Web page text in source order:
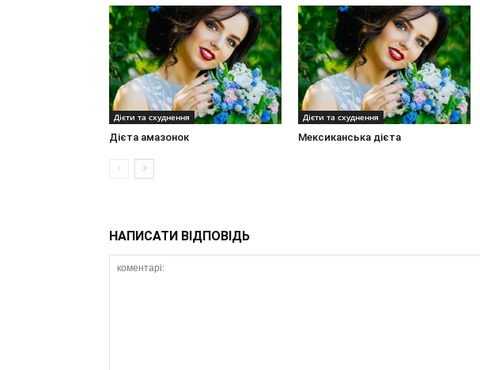
Дієти та схуднення
Дієта амазонок
Дієти та схуднення
Мексиканська дієта
НАПИСАТИ ВІДПОВІДЬ